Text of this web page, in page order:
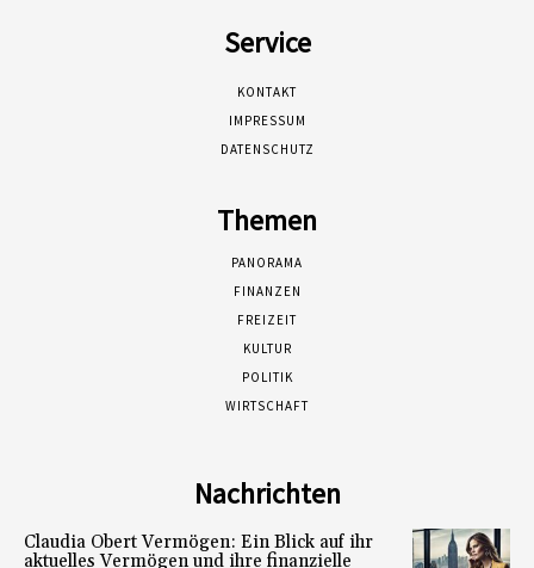
Service
KONTAKT
IMPRESSUM
DATENSCHUTZ
Themen
PANORAMA
FINANZEN
FREIZEIT
KULTUR
POLITIK
WIRTSCHAFT
Nachrichten
Claudia Obert Vermögen: Ein Blick auf ihr
aktuelles Vermögen und ihre finanzielle